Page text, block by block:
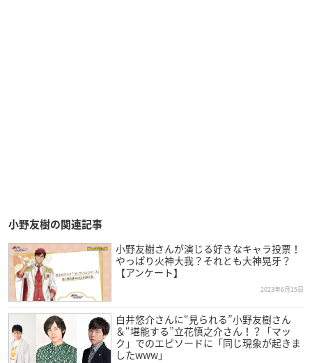
小野友樹の関連記事
小野友樹さんが演じる好きなキャラ投票！
やっぱり火神大我？それとも大神晃牙？
【アンケート】
2023年6月15日
白井悠介さんに“見られる”小野友樹さん
＆“堪能する”立花慎之介さん！？「マッ
ク」でのエピソードに「同じ現象が起きま
したwww」